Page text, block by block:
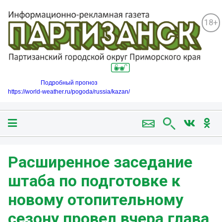
18+
Подробный прогноз
https://world-weather.ru/pogoda/russia/kazan/
Расширенное заседание
штаба по подготовке к
новому отопительному